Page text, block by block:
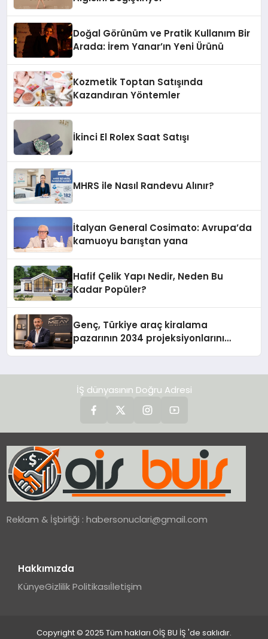
Doğal Görünüm ve Pratik Kullanım Bir
Arada: İrem Yanar’ın Yeni Ürünü
Kozmetik Toptan Satışında
Kazandıran Yöntemler
İkinci El Rolex Saat Satışı
MHRS ile Nasıl Randevu Alınır?
İtalyan General Cosimato: Avrupa’da
kamuoyu barıştan yana
Hafif Çelik Yapı Nedir, Neden Bu
Kadar Popüler?
Genç, Türkiye araç kiralama
pazarının 2034 projeksiyonlarını
İŞ dünyasının Doğru Adresi
Reklam & İşbirliği :habersonuclari@gmail.com
Hakkımızda
KünyeGizlilik Politikasıİletişim
Copyright © 2025 Tüm hakları OİŞ BU İŞ 'de saklıdır.